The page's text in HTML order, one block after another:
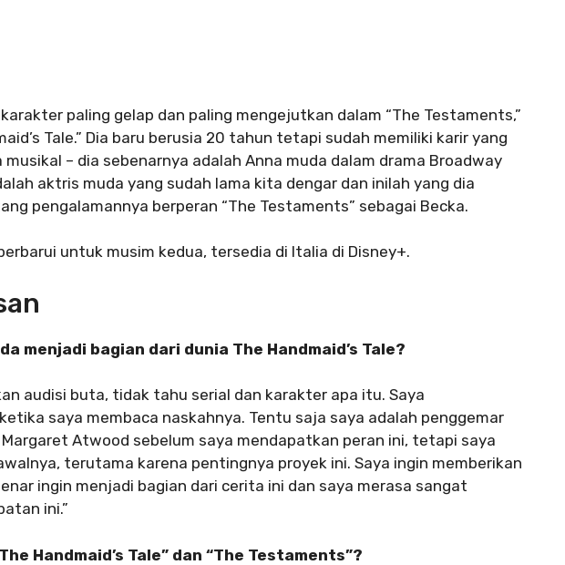
paling gelap dan paling mengejutkan dalam “The Testaments,”
Tale.” Dia baru berusia 20 tahun tetapi sudah memiliki karir yang
– dia sebenarnya adalah Anna muda dalam drama Broadway
aktris muda yang sudah lama kita dengar dan inilah yang dia
pengalamannya berperan “The Testaments” sebagai Becka.
untuk musim kedua, tersedia di Italia di Disney+.
menjadi bagian dari dunia The Handmaid’s Tale?
audisi buta, tidak tahu serial dan karakter apa itu. Saya
saya membaca naskahnya. Tentu saja saya adalah penggemar
Margaret Atwood sebelum saya mendapatkan peran ini, tetapi saya
terutama karena pentingnya proyek ini. Saya ingin memberikan
ingin menjadi bagian dari cerita ini dan saya merasa sangat
ini.”
Handmaid’s Tale” dan “The Testaments”?